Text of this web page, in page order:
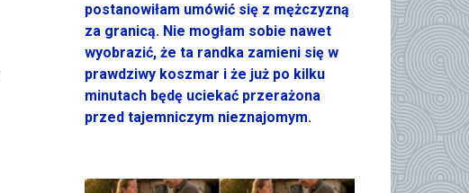
postanowiłam umówić się z mężczyzną
za granicą. Nie mogłam sobie nawet
wyobrazić, że ta randka zamieni się w
prawdziwy koszmar i że już po kilku
minutach będę uciekać przerażona
przed tajemniczym nieznajomym.